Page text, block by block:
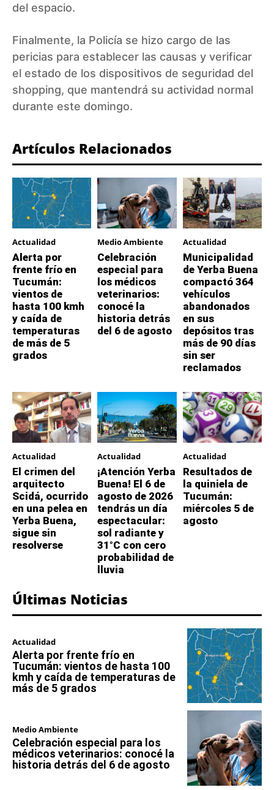
del espacio.
Finalmente, la Policía se hizo cargo de las
pericias para establecer las causas y verificar
el estado de los dispositivos de seguridad del
shopping, que mantendrá su actividad normal
durante este domingo.
Artículos Relacionados
Actualidad
Alerta por
frente frío en
Tucumán:
vientos de
hasta 100 kmh
y caída de
temperaturas
de más de 5
grados
Medio Ambiente
Celebración
especial para
los médicos
veterinarios:
conocé la
historia detrás
del 6 de agosto
Actualidad
Municipalidad
de Yerba Buena
compactó 364
vehículos
abandonados
en sus
depósitos tras
más de 90 días
sin ser
reclamados
Actualidad
El crimen del
arquitecto
Scidá, ocurrido
en una pelea en
Yerba Buena,
sigue sin
resolverse
Actualidad
¡Atención Yerba
Buena! El 6 de
agosto de 2026
tendrás un día
espectacular:
sol radiante y
31°C con cero
probabilidad de
lluvia
Actualidad
Resultados de
la quiniela de
Tucumán:
miércoles 5 de
agosto
Últimas Noticias
Actualidad
Alerta por frente frío en
Tucumán: vientos de hasta 100
kmh y caída de temperaturas de
más de 5 grados
Medio Ambiente
Celebración especial para los
médicos veterinarios: conocé la
historia detrás del 6 de agosto